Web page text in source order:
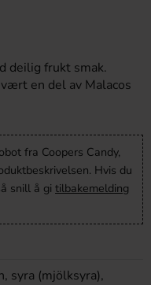
deilig frukt smak.
en del av Malacos
fra Coopers Candy,
Hvis du
snill å gi tilbakemelding
syra (mjölksyra),